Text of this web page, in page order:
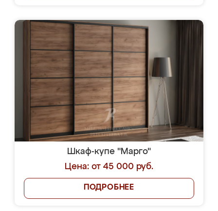
Шкаф-купе "Марго"
Цена: от 45 000 руб.
ПОДРОБНЕЕ